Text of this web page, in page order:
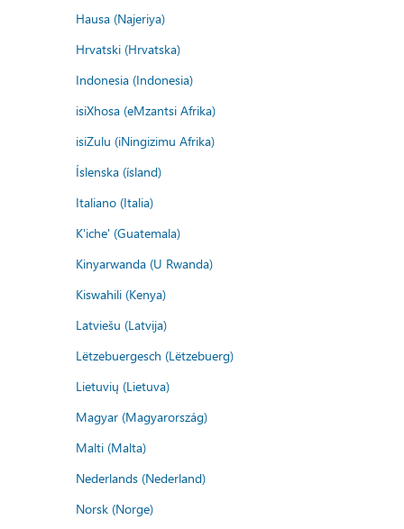
Hausa (Najeriya)
Hrvatski (Hrvatska)
Indonesia (Indonesia)
isiXhosa (eMzantsi Afrika)
isiZulu (iNingizimu Afrika)
Íslenska (ísland)
Italiano (Italia)
K'iche' (Guatemala)
Kinyarwanda (U Rwanda)
Kiswahili (Kenya)
Latviešu (Latvija)
Lëtzebuergesch (Lëtzebuerg)
Lietuvių (Lietuva)
Magyar (Magyarország)
Malti (Malta)
Nederlands (Nederland)
Norsk (Norge)